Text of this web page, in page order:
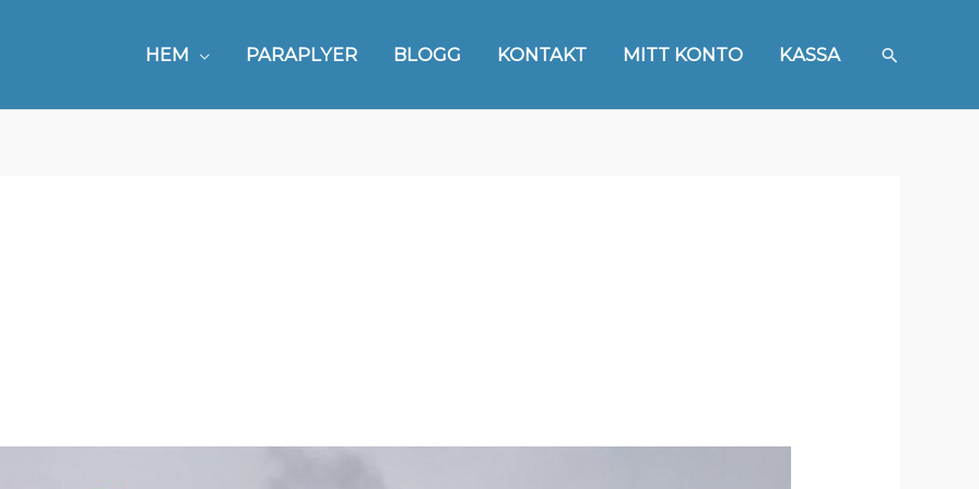
HEM PARAPLYER BLOGG KONTAKT MITT KONTO KASSA Sök